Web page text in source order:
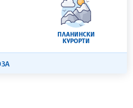
ПЛАНИНСКИ
КУРОРТИ